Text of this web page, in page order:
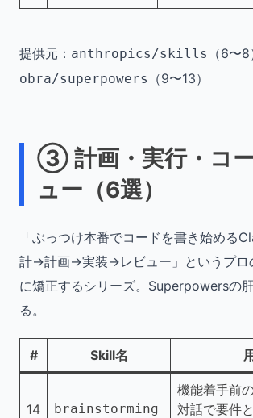
提供元： anthropics/skills （6〜8
obra/superpowers （9〜13）
③ 計画・実行・コ
ュー（6選）
「ぶっつけ本番でコードを書き始める
計→計画→実装→レビュー」というプロ
に矯正するシリーズ。Superpowersの
る。
# Skill名
14 brainstorming
機能着手前
対話で要件